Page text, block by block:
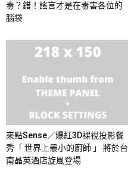
毒？錯！謠言才是在毒害各位的
腦袋
來點Sense／爆紅3D裸視投影餐
秀「 世界上最小的廚師 」 將於台
南晶英酒店旋風登場